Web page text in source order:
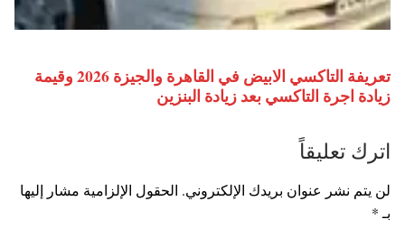
تعريفة التاكسي الابيض في القاهرة والجيزة 2026 وقيمة
زيادة اجرة التاكسي بعد زيادة البنزين
اترك تعليقاً
لن يتم نشر عنوان بريدك الإلكتروني. الحقول الإلزامية مشار إليها
بـ *